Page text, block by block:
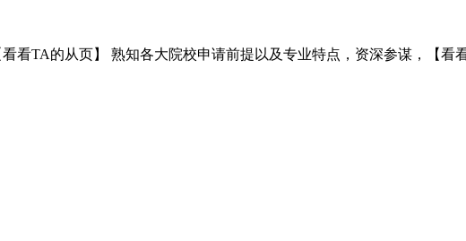
看TA的从页】 熟知各大院校申请前提以及专业特点，资深参谋，【看